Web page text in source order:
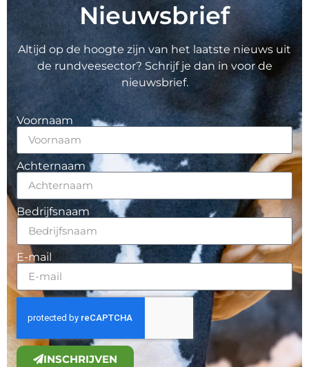
Nieuwsbrief
Altijd op de hoogte zijn van het laatste nieuws uit
de rundveesector? Schrijf je dan in voor de
nieuwsbrief.
Voornaam
Achternaam
Bedrijfsnaam
E-mail
INSCHRIJVEN